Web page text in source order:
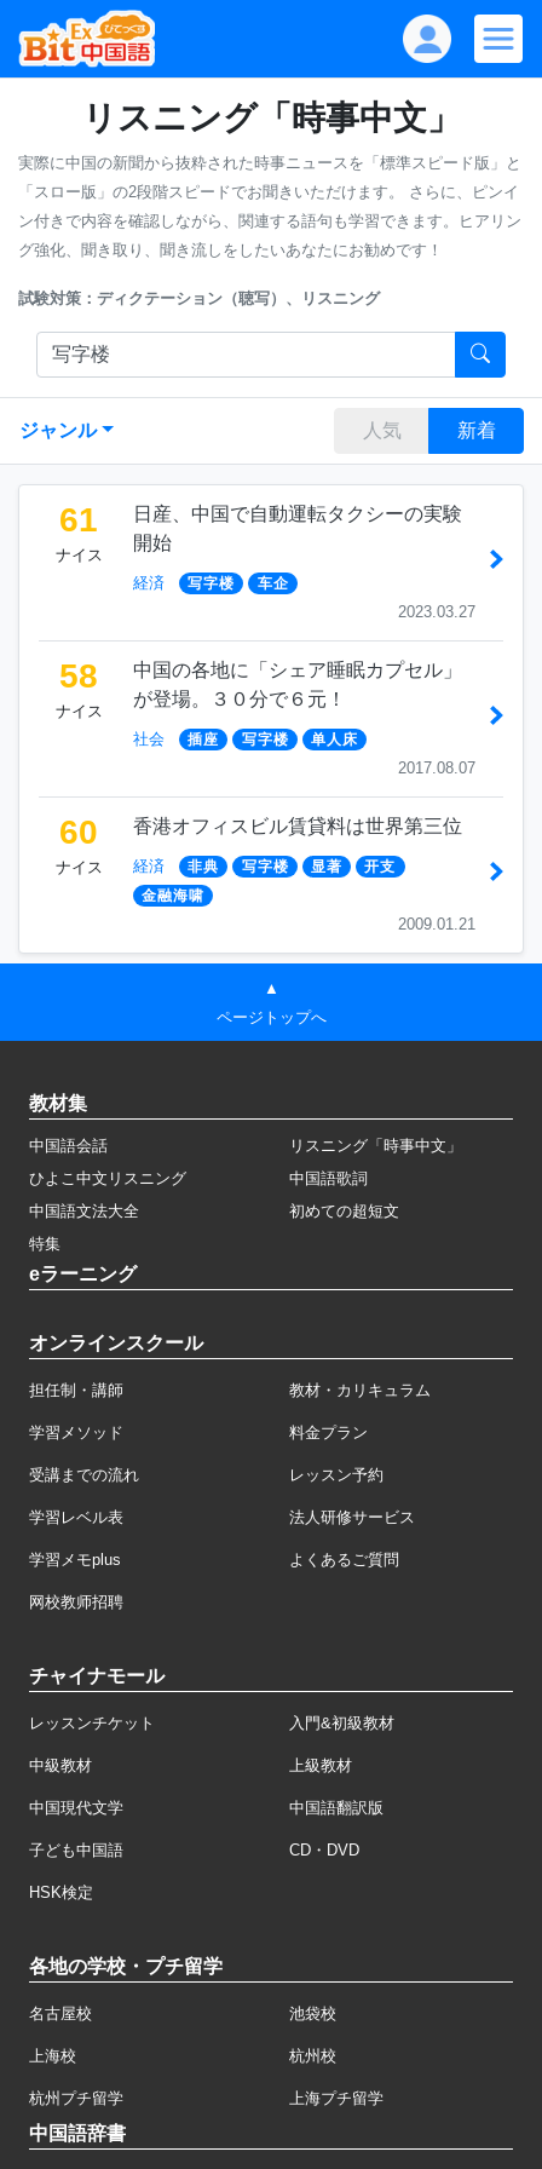
リスニング「時事中文」
実際に中国の新聞から抜粋された時事ニュースを「標準スピード版」と
「スロー版」の2段階スピードでお聞きいただけます。
さらに、ピンイ
ン付きで内容を確認しながら、関連する語句も学習できます。ヒアリン
グ強化、聞き取り、聞き流しをしたいあなたにお勧めです！
試験対策：ディクテーション（聴写）、リスニング
ジャンル 人気 新着
61
ナイス
日産、中国で自動運転タクシーの実験
開始
経済 写字楼 车企
2023.03.27
58
ナイス
中国の各地に「シェア睡眠カプセル」
が登場。３０分で６元！
社会 插座 写字楼 单人床
2017.08.07
60
ナイス
香港オフィスビル賃貸料は世界第三位
経済 非典 写字楼 显著
开支
金融海啸
2009.01.21
▲
ページトップへ
教材集
中国語会話
リスニング「時事中文」
ひよこ中文リスニング
中国語歌詞
中国語文法大全
初めての超短文
特集
eラーニング
オンラインスクール
担任制・講師 教材・カリキュラム
学習メソッド 料金プラン
受講までの流れ レッスン予約
学習レベル表 法人研修サービス
学習メモplus よくあるご質問
网校教师招聘
チャイナモール
レッスンチケット 入門&初級教材
中級教材 上級教材
中国現代文学 中国語翻訳版
子ども中国語 CD・DVD
HSK検定
各地の学校・プチ留学
名古屋校 池袋校
上海校 杭州校
杭州プチ留学 上海プチ留学
中国語辞書